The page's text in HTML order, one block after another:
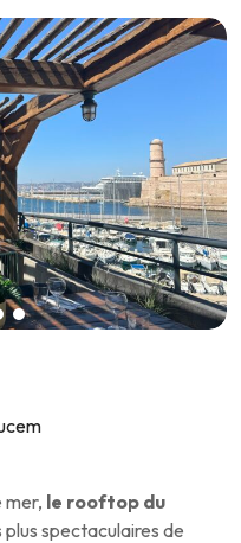
mer, le rooftop du
plus spectaculaires de